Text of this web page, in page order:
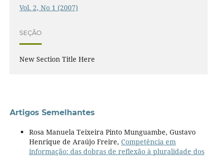
Vol. 2, No 1 (2007)
SEÇÃO
New Section Title Here
Artigos Semelhantes
Rosa Manuela Teixeira Pinto Munguambe, Gustavo
Henrique de Araújo Freire, Competência em
informação: das dobras de reflexão à pluralidade dos